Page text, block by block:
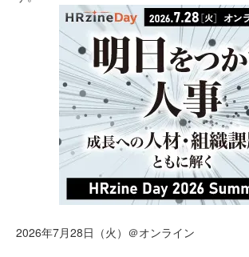
2026年7月28日（火）＠オンライン